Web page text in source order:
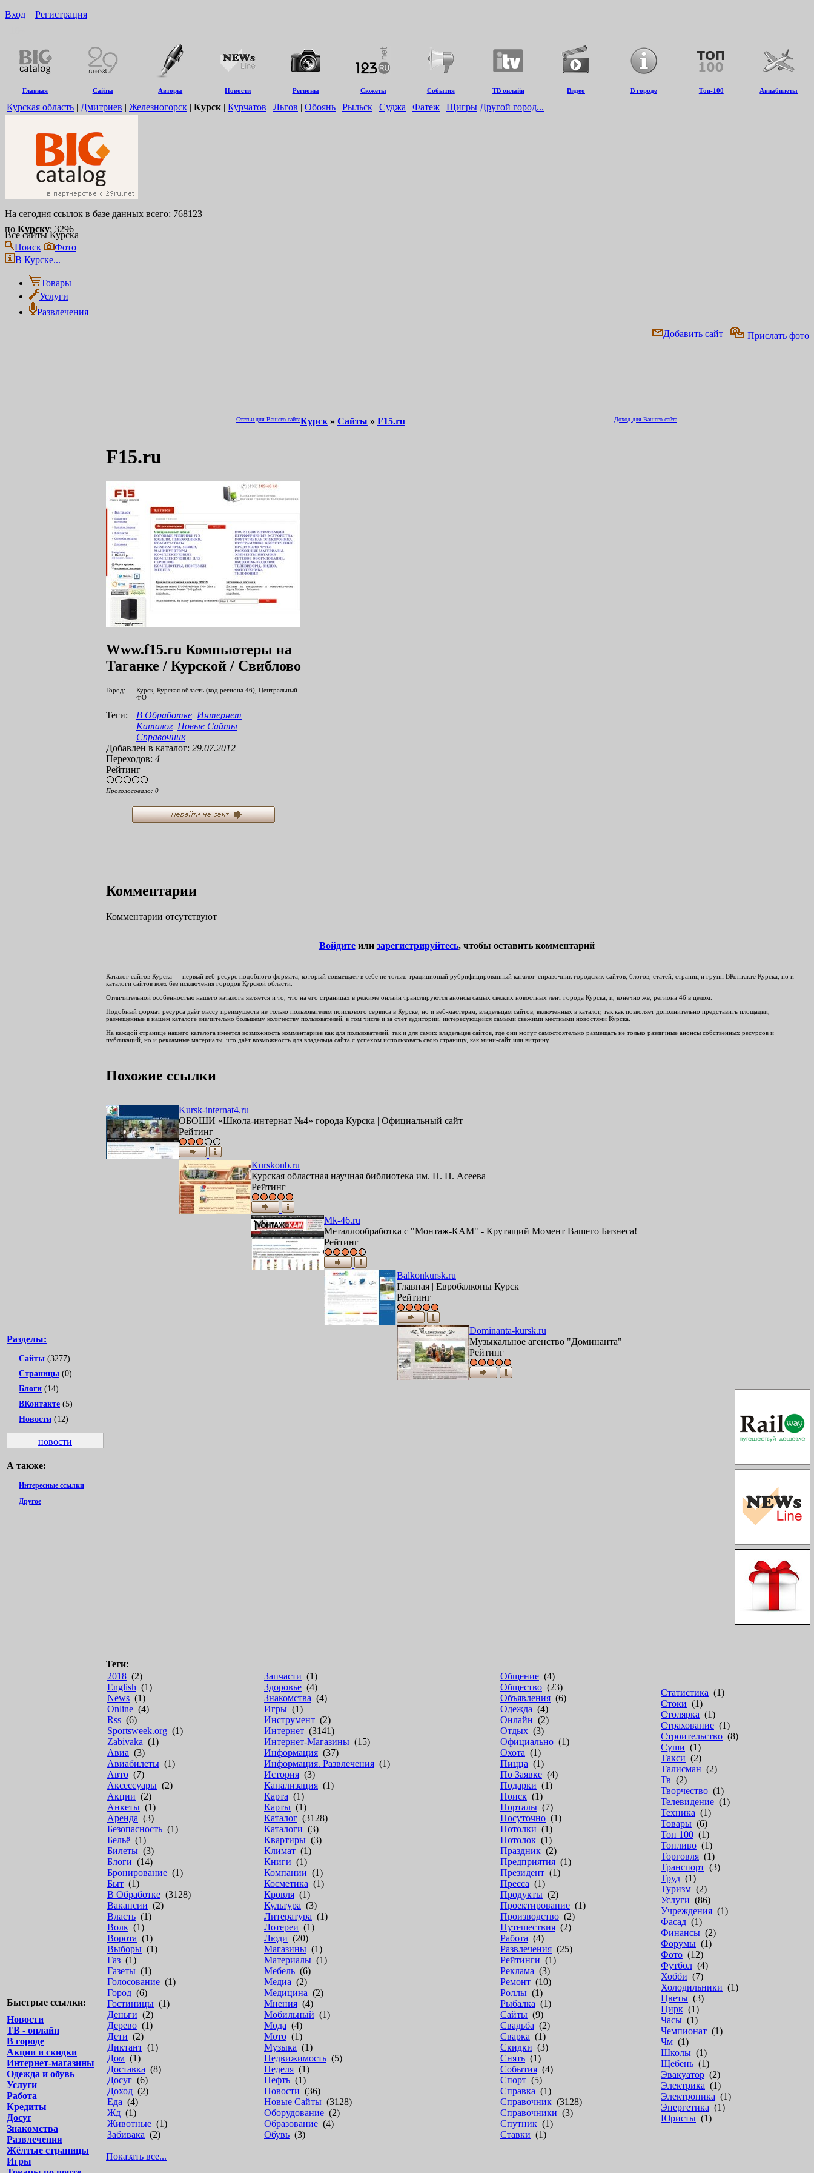
Вход
Регистрация
Главная Сайты Авторы Новости Регионы Сюжеты События ТВ онлайн Видео В городе Топ-100 Авиабилеты
Курская область | Дмитриев | Железногорск | Курск | Курчатов | Льгов | Обоянь | Рыльск | Суджа | Фатеж | Щигры Другой город...
На сегодня ссылок в базе данных всего: 768123
по Курску: 3296
Все сайты Курска
Поиск
Фото
В Курске...
Товары
Услуги
Развлечения
Прислать фото
Добавить сайт
Разделы:
Сайты (3277)
Страницы (0)
Блоги (14)
ВКонтакте (5)
Новости (12)
новости
А также:
Интересные ссылки
Другое
Быстрые ссылки:
Новости
ТВ - онлайн
В городе
Акции и скидки
Интернет-магазины
Одежда и обувь
Услуги
Работа
Кредиты
Досуг
Знакомства
Развлечения
Жёлтые страницы
Игры
Статьи для Вашего сайта Доход для Вашего сайта
Курск » Сайты » F15.ru
F15.ru
Www.f15.ru Компьютеры на
Таганке / Курской / Свиблово
Город:
Курск, Курская область (код региона 46), Центральный
ФО
Теги: В Обработке Интернет
Каталог Новые Сайты
Справочник
Добавлен в каталог: 29.07.2012
Переходов: 4
Рейтинг
Проголосовало: 0
Комментарии
Комментарии отсутствуют
Войдитеили зарегистрируйтесь, чтобы оставить комментарий
Каталог сайтов Курска — первый веб-ресурс подобного формата, который совмещает в себе не только традиционый рубрифицированный каталог-справочник городских сайтов, блогов, статей, страниц и групп ВКонтакте Курска, но и
каталоги сайтов всех без исключения городов Курской области.
Отличительной особенностью нашего каталога является и то, что на его страницах в режиме онлайн транслируются анонсы самых свежих новостных лент города Курска, и, конечно же, региона 46 в целом.
Подобный формат ресурса даёт массу преимуществ не только пользователям поискового сервиса в Курске, но и веб-мастерам, владельцам сайтов, включенных в каталог, так как позволяет дополнительно представить площадки,
размещённые в нашем каталоге значительно большему количеству пользователей, в том числе и за счёт аудитории, интересующейся самыми свежими местными новостями Курска.
На каждой странице нашего каталога имеется возможность комментариев как для пользователей, так и для самих владельцев сайтов, где они могут самостоятельно размещать не только различные анонсы собственных ресурсов и
публикаций, но и рекламные материалы, что даёт возможность для владельца сайта с успехом использовать свою страницу, как мини-сайт или витрину.
Похожие ссылки
Kursk-internat4.ru
ОБОШИ «Школа-интернат №4» города Курска | Официальный сайт
Рейтинг
Kurskonb.ru
Курская областная научная библиотека им. Н. Н. Асеева
Рейтинг
Mk-46.ru
Металлообработка с "Монтаж-КАМ" - Крутящий Момент Вашего Бизнеса!
Рейтинг
Balkonkursk.ru
Главная | Евробалконы Курск
Рейтинг
Dominanta-kursk.ru
Музыкальное агенство "Доминанта"
Рейтинг
Теги:
2018 (2)
English (1)
News (1)
Online (4)
Rss (6)
Sportsweek.org (1)
Zabivaka (1)
Авиа (3)
Авиабилеты (1)
Авто (7)
Аксессуары (2)
Акции (2)
Анкеты (1)
Аренда (3)
Безопасность (1)
Бельё (1)
Билеты (3)
Блоги (14)
Бронирование (1)
Быт (1)
В Обработке (3128)
Вакансии (2)
Власть (1)
Волк (1)
Ворота (1)
Выборы (1)
Газ (1)
Газеты (1)
Голосование (1)
Город (6)
Гостиницы (1)
Деньги (2)
Дерево (1)
Дети (2)
Диктант (1)
Дом (1)
Доставка (8)
Досуг (6)
Доход (2)
Еда (4)
Жд (1)
Животные (1)
Забивака (2)
Запчасти (1)
Здоровье (4)
Знакомства (4)
Игры (1)
Инструмент (2)
Интернет (3141)
Интернет-Магазины (15)
Информация (37)
Информация. Развлечения (1)
История (3)
Канализация (1)
Карта (1)
Карты (1)
Каталог (3128)
Каталоги (3)
Квартиры (3)
Климат (1)
Книги (1)
Компании (1)
Косметика (1)
Кровля (1)
Культура (3)
Литература (1)
Лотереи (1)
Люди (20)
Магазины (1)
Материалы (1)
Мебель (6)
Медиа (2)
Медицина (2)
Мнения (4)
Мобильный (1)
Мода (4)
Мото (1)
Музыка (1)
Недвижимость (5)
Неделя (1)
Нефть (1)
Новости (36)
Новые Сайты (3128)
Оборудование (2)
Образование (4)
Обувь (3)
Общение (4)
Общество (23)
Объявления (6)
Одежда (4)
Онлайн (2)
Отдых (3)
Официально (1)
Охота (1)
Пицца (1)
По Заявке (4)
Подарки (1)
Поиск (1)
Порталы (7)
Посуточно (1)
Потолки (1)
Потолок (1)
Праздник (2)
Предприятия (1)
Президент (1)
Пресса (1)
Продукты (2)
Проектирование (1)
Производство (2)
Путешествия (2)
Работа (4)
Развлечения (25)
Рейтинги (1)
Реклама (3)
Ремонт (10)
Роллы (1)
Рыбалка (1)
Сайты (9)
Свадьба (2)
Сварка (1)
Скидки (3)
Снять (1)
События (4)
Спорт (5)
Справка (1)
Справочник (3128)
Справочники (3)
Спутник (1)
Ставки (1)
Статистика (1)
Стоки (1)
Столярка (1)
Страхование (1)
Строительство (8)
Суши (1)
Такси (2)
Талисман (2)
Тв (2)
Творчество (1)
Телевидение (1)
Техника (1)
Товары (6)
Топ 100 (1)
Топливо (1)
Торговля (1)
Транспорт (3)
Труд (1)
Туризм (2)
Услуги (86)
Учреждения (1)
Фасад (1)
Финансы (2)
Форумы (1)
Фото (12)
Футбол (4)
Хобби (7)
Холодильники (1)
Цветы (3)
Цирк (1)
Часы (1)
Чемпионат (1)
Чм (1)
Школы (1)
Щебень (1)
Эвакуатор (2)
Электрика (1)
Электроника (1)
Энергетика (1)
Юристы (1)
Показать все...